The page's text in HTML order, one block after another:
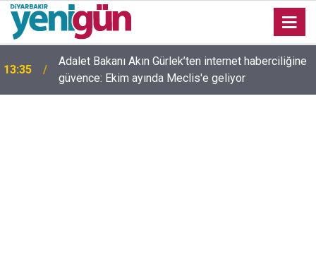
13:35
Adalet Bakanı Akın Gürlek’ten internet haberciliğine
güvence: Ekim ayında Meclis'e geliyor